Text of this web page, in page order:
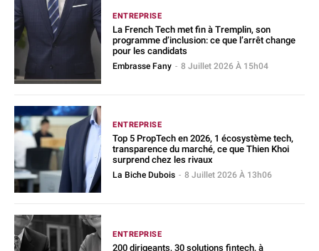
ENTREPRISE
La French Tech met fin à Tremplin, son
programme d’inclusion: ce que l’arrêt change
pour les candidats
Embrasse Fany - 8 Juillet 2026 À 15h04
ENTREPRISE
Top 5 PropTech en 2026, 1 écosystème tech,
transparence du marché, ce que Thien Khoi
surprend chez les rivaux
La Biche Dubois - 8 Juillet 2026 À 13h06
ENTREPRISE
200 dirigeants, 30 solutions fintech, à